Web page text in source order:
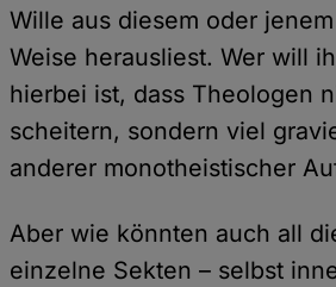
Wille aus diesem oder
Weise herausliest. Wer will
hierbei ist, dass Theologen
scheitern, sondern viel
anderer monotheistischer
Aber wie könnten auch all
einzelne Sekten – selbst